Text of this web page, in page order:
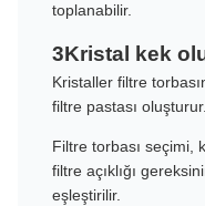
toplanabilir.
3Kristal kek
Kristaller filtre
filtre pastası oluşturur.
Filtre torbası seçimi,
filtre açıklığı
eşleştirilir.